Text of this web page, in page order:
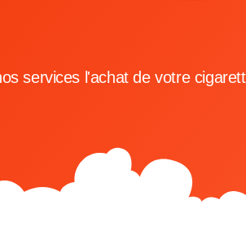
services l'achat de votre